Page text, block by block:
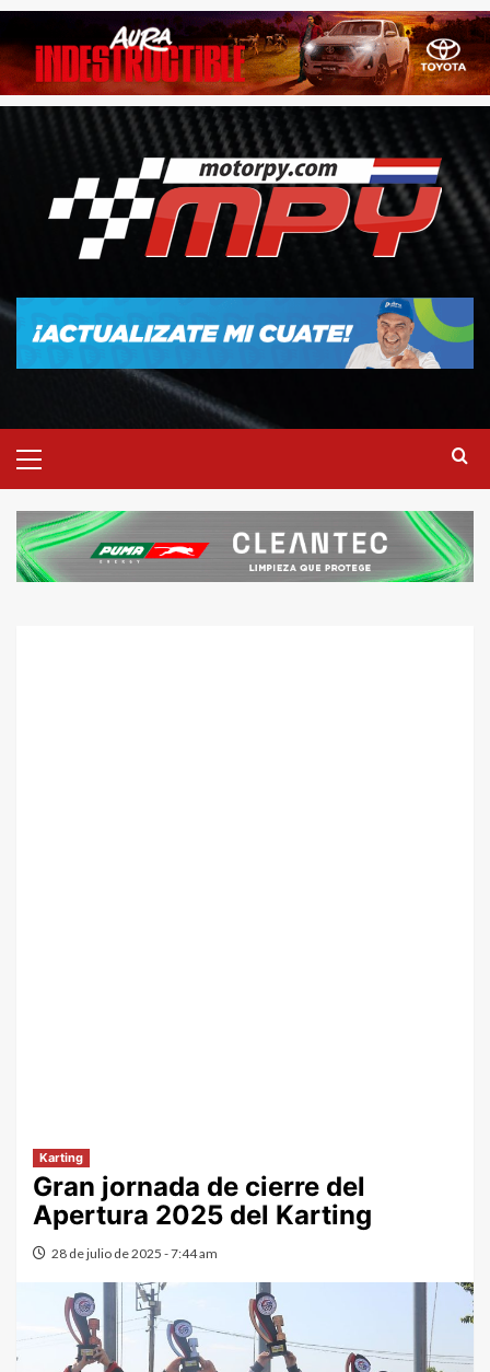
Karting
Gran jornada de cierre del
Apertura 2025 del Karting
28 de julio de 2025 - 7:44 am